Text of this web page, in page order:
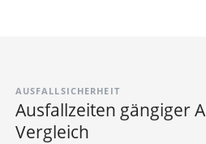
AUSFALLSICHERHEIT
Ausfallzeiten gängiger
Vergleich